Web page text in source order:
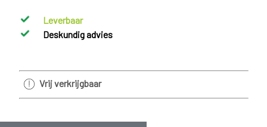
Leverbaar
Deskundig advies
Vrij verkrijgbaar